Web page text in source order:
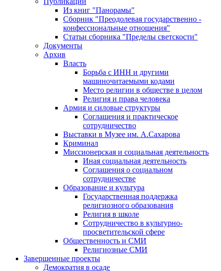
Из книг "Панорамы"
Сборник "Преодолевая государственно -
конфессиональные отношения"
Статьи сборника "Пределы светскости"
Документы
Архив
Власть
Борьба с ИНН и другими
машиночитаемыми кодами
Место религии в обществе в целом
Религия и права человека
Армия и силовые структуры
Соглашения и практическое
сотрудничество
Выставки в Музее им. А.Сахарова
Криминал
Миссионерская и социальная деятельность
Иная социальная деятельность
Соглашения о социальном
сотрудничестве
Образование и культура
Государственная поддержка
религиозного образования
Религия в школе
Сотрудничество в культурно-
просветительской сфере
Общественность и СМИ
Религиозные СМИ
Завершенные проекты
Демократия в осаде